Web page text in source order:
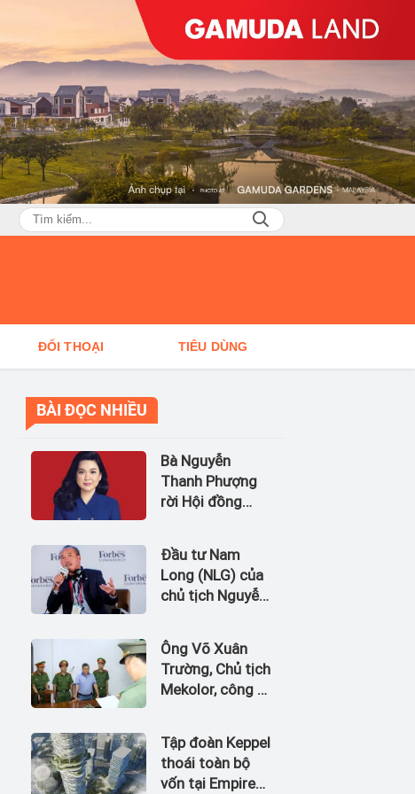
ĐỐI THOẠI TIÊU DÙNG
BÀI ĐỌC NHIỀU
Bà Nguyễn
Thanh Phượng
rời Hội đồng
hàng Bản Việt
(BVBank)
Đầu tư Nam
Long (NLG) của
chủ tịch Nguyễn
kiến bán quỹ đất
tại dự án
Waterpoint,
Izumi City
Ông Võ Xuân
Trường, Chủ tịch
Mekolor, công ty
đường sắt cao
tốc Bắc Nam bị
Tập đoàn Keppel
thoái toàn bộ
vốn tại Empire